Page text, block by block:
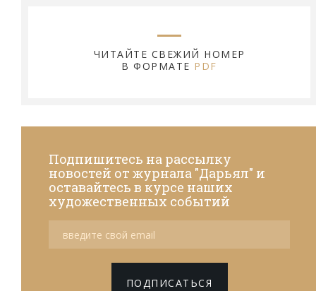
ЧИТАЙТЕ СВЕЖИЙ НОМЕР
В ФОРМАТЕ PDF
Подпишитесь на рассылку
новостей от журнала "Дарьял" и
оставайтесь в курсе наших
художественных событий
ПОДПИСАТЬСЯ